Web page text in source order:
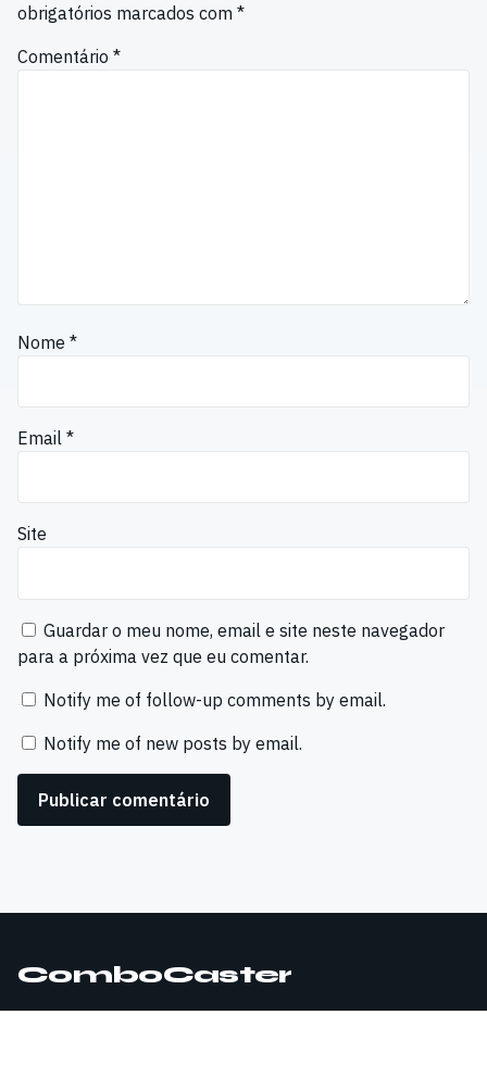
obrigatórios marcados com *
Comentário *
Nome *
Email *
Site
Guardar o meu nome, email e site neste navegador
para a próxima vez que eu comentar.
Notify me of follow-up comments by email.
Notify me of new posts by email.
ComboCaster